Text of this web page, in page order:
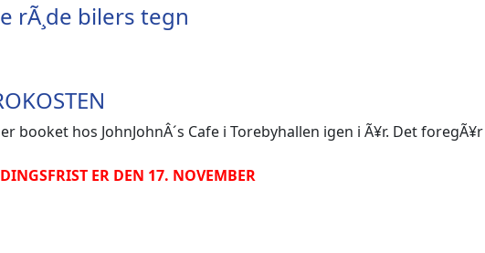
rÃ¸de bilers tegn
booket hos JohnJohnÂ´s Cafe i Torebyhallen igen i Ã¥r. Det
ER DEN 17. NOVEMBER